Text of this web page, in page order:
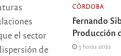
el sector
de
CÓRDOBA
Fernando
Producción
3 horas atrás